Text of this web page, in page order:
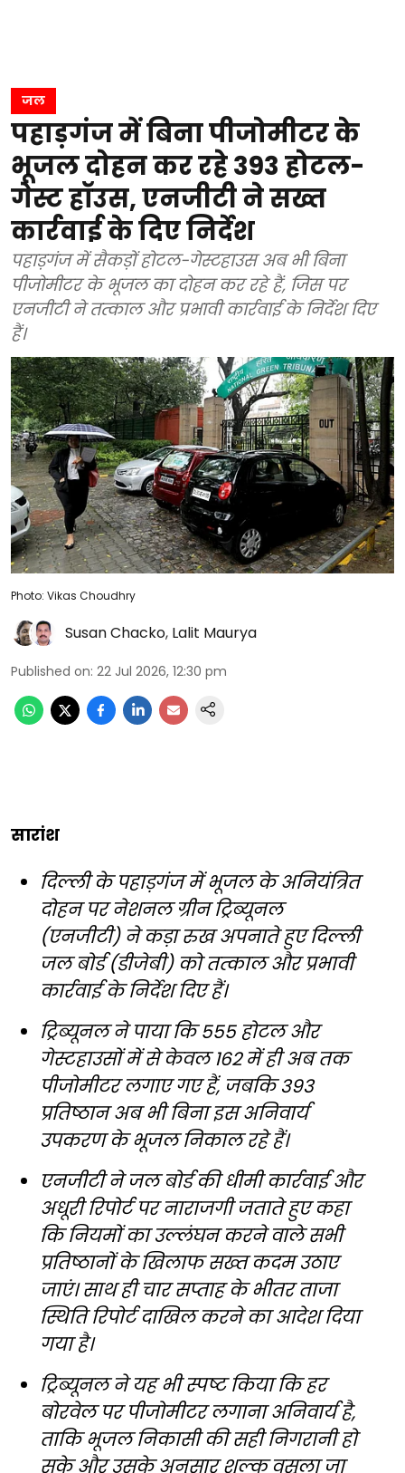
जल
पहाड़गंज में बिना पीजोमीटर के
भूजल दोहन कर रहे 393 होटल-
गेस्ट हॉउस, एनजीटी ने सख्त
कार्रवाई के दिए निर्देश
पहाड़गंज में सैकड़ों होटल-गेस्टहाउस अब भी बिना
पीजोमीटर के भूजल का दोहन कर रहे हैं, जिस पर
एनजीटी ने तत्काल और प्रभावी कार्रवाई के निर्देश दिए
हैं।
Photo: Vikas Choudhry
Susan Chacko, Lalit Maurya
Published on: 22 Jul 2026, 12:30 pm
सारांश
दिल्ली के पहाड़गंज में भूजल के अनियंत्रित
दोहन पर नेशनल ग्रीन ट्रिब्यूनल
(एनजीटी) ने कड़ा रुख अपनाते हुए दिल्ली
जल बोर्ड (डीजेबी) को तत्काल और प्रभावी
कार्रवाई के निर्देश दिए हैं।
ट्रिब्यूनल ने पाया कि 555 होटल और
गेस्टहाउसों में से केवल 162 में ही अब तक
पीजोमीटर लगाए गए हैं, जबकि 393
प्रतिष्ठान अब भी बिना इस अनिवार्य
उपकरण के भूजल निकाल रहे हैं।
एनजीटी ने जल बोर्ड की धीमी कार्रवाई और
अधूरी रिपोर्ट पर नाराजगी जताते हुए कहा
कि नियमों का उल्लंघन करने वाले सभी
प्रतिष्ठानों के खिलाफ सख्त कदम उठाए
जाएं। साथ ही चार सप्ताह के भीतर ताजा
स्थिति रिपोर्ट दाखिल करने का आदेश दिया
गया है।
ट्रिब्यूनल ने यह भी स्पष्ट किया कि हर
बोरवेल पर पीजोमीटर लगाना अनिवार्य है,
ताकि भूजल निकासी की सही निगरानी हो
सके और उसके अनुसार शुल्क वसूला जा